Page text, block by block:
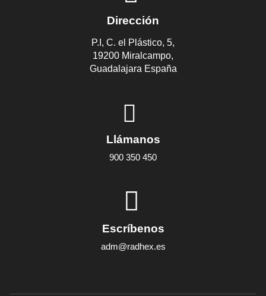
Dirección
P.I, C. el Plástico, 5,
19200 Miralcampo,
Guadalajara España
Llámanos
900 350 450
Escríbenos
adm@radhex.es